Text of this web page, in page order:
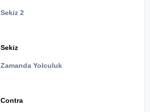
Sekiz 2
Sekiz
Zamanda Yolculuk
Contra